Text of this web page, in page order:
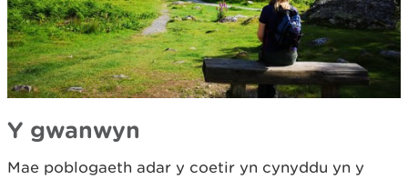
Y gwanwyn
Mae poblogaeth adar y coetir yn cynyddu yn y